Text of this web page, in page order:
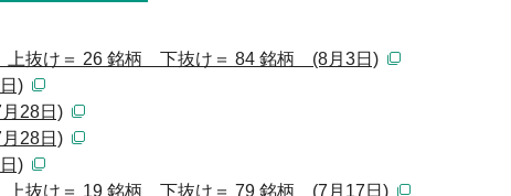
上抜け＝ 26 銘柄 下抜け＝ 84 銘柄 (8月3日)
)
28日)
28日)
)
上抜け＝ 19 銘柄 下抜け＝ 79 銘柄 (7月17日)